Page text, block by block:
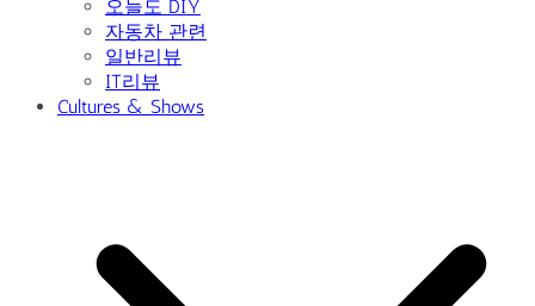
오늘도 DIY
자동차 관련
일반리뷰
IT리뷰
Cultures & Shows